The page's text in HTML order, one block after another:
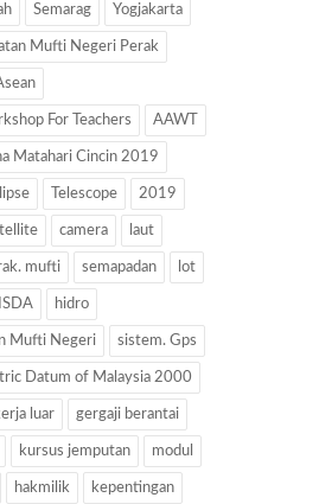
Semarag Yogjakarta
Mufti Negeri Perak
For Teachers AAWT
Matahari Cincin 2019
Telescope 2019
camera laut
mufti semapadan lot
hidro
Mufti Negeri sistem. Gps
Datum of Malaysia 2000
luar gergaji berantai
kursus jemputan modul
hakmilik kepentingan